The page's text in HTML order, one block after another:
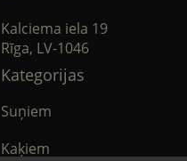
Kalciema iela 19
Rīga, LV-1046
Kategorijas
Suņiem
Kaķiem